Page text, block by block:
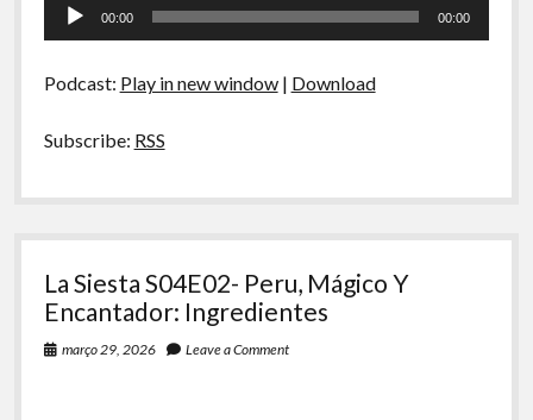
Mágico
Pratos
Tocador
00:00 00:00
Podcast: Play in new window| Download
Subscribe: RSS
La Siesta S04E02- Peru, Mágico Y
Encantador: Ingredientes
março 29, 2026 Leave a Comment